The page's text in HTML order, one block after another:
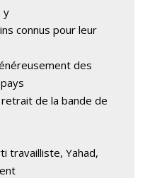
y
connus pour leur
des
de la bande de
travailliste, Yahad,